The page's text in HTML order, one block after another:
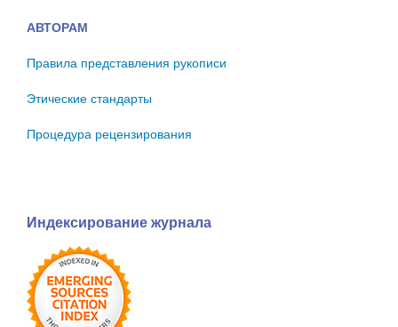
АВТОРАМ
Правила представления рукописи
Этические стандарты
Процедура рецензирования
Индексирование журнала